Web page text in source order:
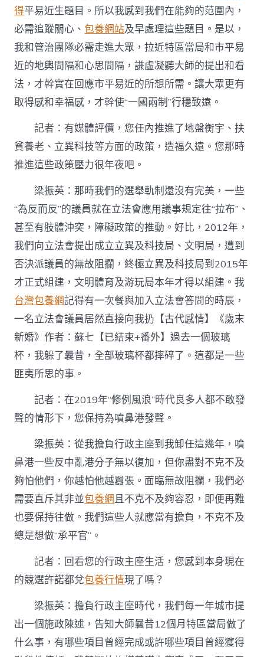
得平易近生題目。所以我感到我們在能夠的范圍內，
必需追蹤關心、包養網站及早處理這些題目。是以，
我和管治團隊必需走進大眾，拉近特區當局和市平易
近的地輿間隔和心思間隔，謙虛凝聽大師的提出和看
法，才幹實在回應市平易近的所想所需。讓大眾更有
取得感和幸福感，才幹使“一國兩制”行穩致遠。
記者：有媒體評價，您任內推進了地盤衡宇、扶
貧養老、立異科技等方面的政策，造福久遠。您那時
推進這些政策壓力很年夜吧。
梁振英：那時我們的選舉軌制還沒有完美，一些
“為反而反”的議員就在立法會應用議事規定往“拉布”、
甚至有肢體沖突，障礙政策的推動。好比，2012年，
我們向立法會提出成立立異及科技局、文明局，遭到
否決派議員的無故阻攔，終極立異及科技局到2015年
才正式組建，文明體育及游玩局本年才得以組建。我
台灣包養網記得有一次餐與加入立法會答問的時辰，
一名立法會議員居然直接向我扔【古代感情】《歲末
新婚》作者：蘇七【已結束+番外】過去一個玻璃
杯，我躲了曩昔，全部玻璃杯都摔碎了。這都是一些
匪夷所思的事。
記者：在2019年“修例風浪”時代良多人都不敢發
聲的情形下，您保持為噴鼻港發聲。
梁振英：從我擔負行政主座到我卸任這幾年，噴
鼻港一些反中亂港分子無以復加，但你盡對不克不及
夠怕他們，你越怕他越囂張。面臨無故阻攔，我們必
需要直斥其非並包養網且不克不及夠容忍，即便再難
也要保持往做。我們這些人就應當有擔負，不克不及
總是想做“承平官”。
記者：回看您的行政主座生活，您感到本身現在
的競選許諾都兌包養行情現了嗎？
梁振英：擔負行政主座時代，我們每一年城市提
出一個施政陳述，告知大師曩昔12個月特區當局做了
什么事，有哪些項目曾經完成或許哪些項目曾經獲得